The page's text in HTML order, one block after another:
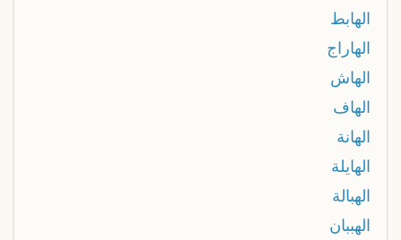
الهابط
الهاراج
الهاش
الهاف
الهانة
الهايلة
الهبالة
الهببان